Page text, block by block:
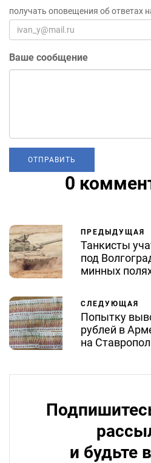
получать оповещения об ответах
Ваше сообщение
0
ПРЕДЫДУЩАЯ
Танкисты
под
минных
СЛЕДУЮЩАЯ
Попытку
рублей в
на
и будьте